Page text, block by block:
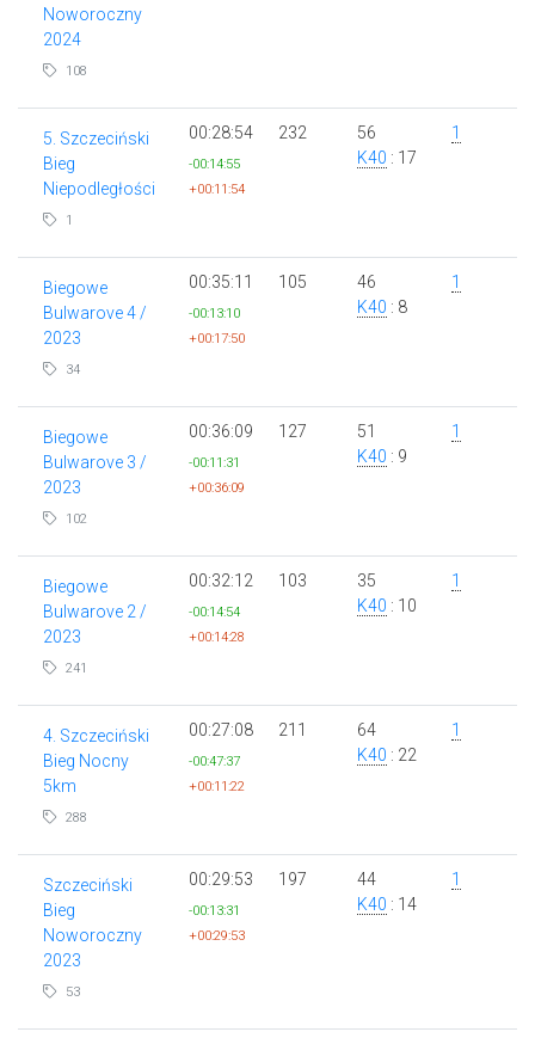
Noworoczny
2024
108
5. Szczeciński
Bieg
Niepodległości
1
00:28:54
-00:14:55
+00:11:54
232
56
K40 : 17
1
Biegowe
Bulwarove 4 /
2023
34
00:35:11
-00:13:10
+00:17:50
105
46
K40 : 8
1
Biegowe
Bulwarove 3 /
2023
102
00:36:09
-00:11:31
+00:36:09
127
51
K40 : 9
1
Biegowe
Bulwarove 2 /
2023
241
00:32:12
-00:14:54
+00:14:28
103
35
K40 : 10
1
4. Szczeciński
Bieg Nocny
5km
288
00:27:08
-00:47:37
+00:11:22
211
64
K40 : 22
1
Szczeciński
Bieg
Noworoczny
2023
53
00:29:53
-00:13:31
+00:29:53
197
44
K40 : 14
1